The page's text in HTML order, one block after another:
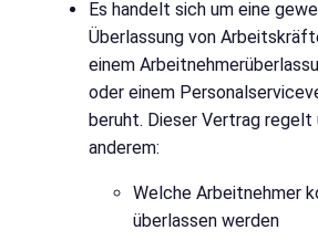
Es handelt sich um eine
Überlassung von
einem
oder einem
beruht. Dieser Vertrag regelt
anderem:
Welche Arbeitnehmer
überlassen werden